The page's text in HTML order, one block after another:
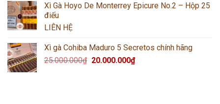
Xì Gà Hoyo De Monterrey Epicure No.2 – Hộp 25
điếu
LIÊN HỆ
Xì gà Cohiba Maduro 5 Secretos chính hãng
25.000.000₫ 20.000.000₫